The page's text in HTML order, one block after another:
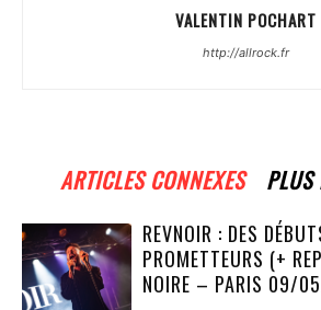
VALENTIN POCHART
http://allrock.fr
ARTICLES CONNEXES PLUS
REVNOIR : DES
PROMETTEURS (+
NOIRE – PARIS 09/